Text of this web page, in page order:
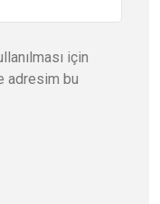
için
adresim bu